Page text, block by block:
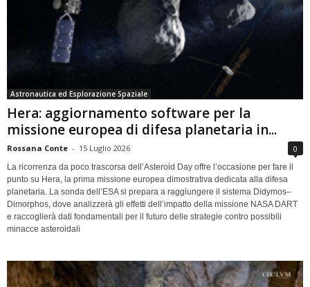
Astronautica ed Esplorazione Spaziale
Hera: aggiornamento software per la
missione europea di difesa planetaria in...
Rossana Conte - 15 Luglio 2026 0
La ricorrenza da poco trascorsa dell’Asteroid Day offre l’occasione per fare il
punto su Hera, la prima missione europea dimostrativa dedicata alla difesa
planetaria. La sonda dell’ESA si prepara a raggiungere il sistema Didymos–
Dimorphos, dove analizzerà gli effetti dell’impatto della missione NASA DART
e raccoglierà dati fondamentali per il futuro delle strategie contro possibili
minacce asteroidali